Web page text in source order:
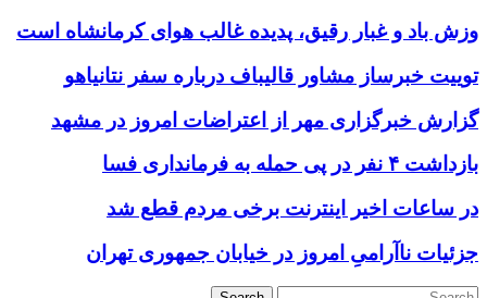
وزش باد و غبار رقیق، پدیده غالب هوای کرمانشاه است
توییت خبرساز مشاور قالیباف درباره سفر نتانیاهو
گزارش خبرگزاری مهر از اعتراضات امروز در مشهد
بازداشت ۴ نفر در پی حمله به فرمانداری فسا
در ساعات اخیر اینترنت برخی مردم قطع شد
جزئیات ناآرامیِ امروز در خیابان جمهوری تهران
Search